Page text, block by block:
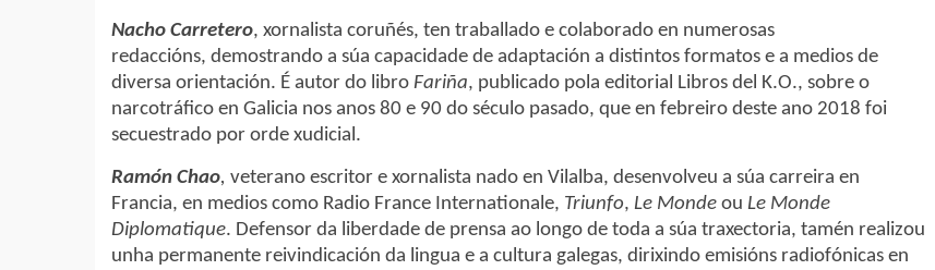
Nacho Carretero, xornalista coruñés, ten traballado e colaborado en numerosas
redaccións, demostrando a súa capacidade de adaptación a distintos formatos e a medios de
diversa orientación. É autor do libro Fariña, publicado pola editorial Libros del K.O., sobre o
narcotráfico en Galicia nos anos 80 e 90 do século pasado, que en febreiro deste ano 2018 foi
secuestrado por orde xudicial.
Ramón Chao, veterano escritor e xornalista nado en Vilalba, desenvolveu a súa carreira en
Francia, en medios como Radio France Internationale, Triunfo, Le Monde ou Le Monde
Diplomatique. Defensor da liberdade de prensa ao longo de toda a súa traxectoria, tamén realizou
unha permanente reivindicación da lingua e a cultura galegas, dirixindo emisións radiofónicas en